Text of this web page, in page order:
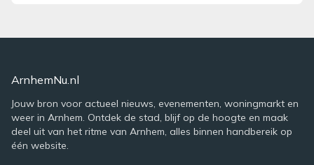
ArnhemNu.nl
Jouw bron voor actueel nieuws, evenementen, woningmarkt en
weer in Arnhem. Ontdek de stad, blijf op de hoogte en maak
deel uit van het ritme van Arnhem, alles binnen handbereik op
één website.